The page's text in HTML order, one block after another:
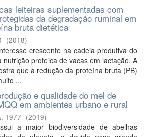
leiteiras suplementadas com
da degradação ruminal em
bruta dietética
(2018)
crescente na cadeia produtiva do
nutrição proteica de vacas em lactação. A
que a redução da proteína bruta (PB)
...
e qualidade do mel de
em ambientes urbano e rural
1977- (2019)
a maior biodiversidade de abelhas